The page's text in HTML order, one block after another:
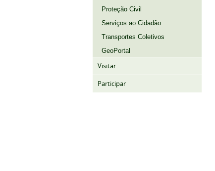
Proteção Civil
Serviços ao Cidadão
Transportes Coletivos
GeoPortal
Visitar
Participar